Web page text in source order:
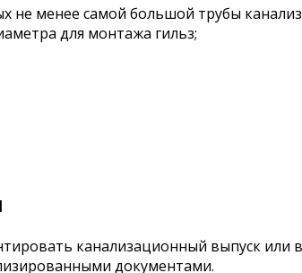
не менее самой большой трубы
для монтажа гильз;
канализационный выпуск
документами.